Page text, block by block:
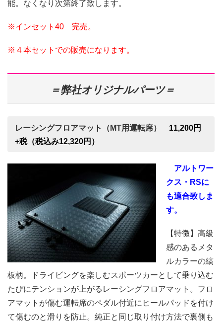
能。なくなり次第終了致します。
※インセット40 完売。
※４本セットでの販売になります。
＝弊社オリジナルパーツ＝
レーシングフロアマット（MT用運転席） 11,200円
+税（税込み12,320円）
アルトワー
クス・RSに
も適合致しま
す。
【特徴】高級
感のあるメタ
ルカラーの縞
板柄。ドライビングを楽しむスポーツカーとして乗り込む
たびにテンションが上がるレーシングフロアマット。フロ
アマットが傷む運転席のペダル付近にヒールパッドを付け
て傷むのと滑りを防止。純正と同じ取り付け方法で裏側も